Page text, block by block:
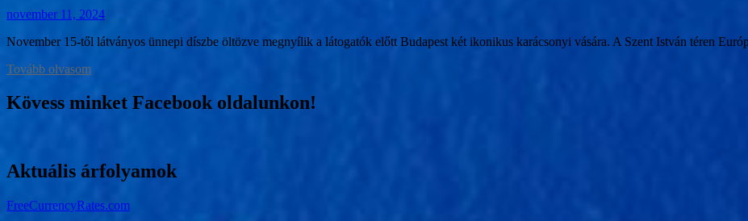
november 11, 2024
November 15-től látványos ünnepi díszbe öltözve megnyílik a látogatók előtt Budapest két ikonikus karácsonyi vására. A Szent István téren
Tovább olvasom
Kövess minket Facebook oldalunkon!
Aktuális árfolyamok
FreeCurrencyRates.com